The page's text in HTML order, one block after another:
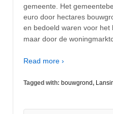
gemeente. Het
euro door hectares
en bedoeld waren voor het
maar door de
Read more ›
Tagged with: bouwgrond,